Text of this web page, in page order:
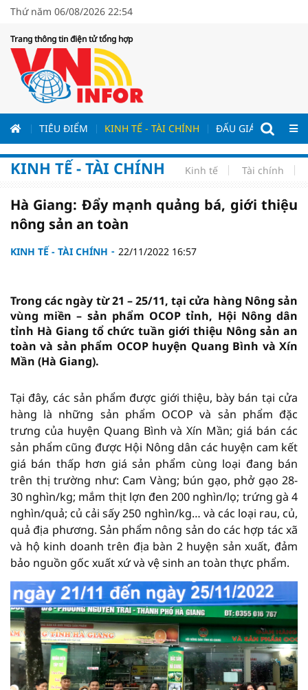
Thứ năm 06/08/2026 22:54
Trang thông tin điện tử tổng hợp
TIÊU ĐIỂM KINH TẾ - TÀI CHÍNH ĐẤU GIÁ - ĐẤU
KINH TẾ - TÀI CHÍNH Kinh tế Tài chính
Hà Giang: Đẩy mạnh quảng bá, giới thiệu
nông sản an toàn
KINH TẾ - TÀI CHÍNH 22/11/2022 16:57
Trong các ngày từ 21 – 25/11, tại cửa hàng Nông sản
vùng miền – sản phẩm OCOP tỉnh, Hội Nông dân
tỉnh Hà Giang tổ chức tuần giới thiệu Nông sản an
toàn và sản phẩm OCOP huyện Quang Bình và Xín
Mần (Hà Giang).
Tại đây, các sản phẩm được giới thiệu, bày bán tại cửa
hàng là những sản phẩm OCOP và sản phẩm đặc
trưng của huyện Quang Bình và Xín Mần; giá bán các
sản phẩm cũng được Hội Nông dân các huyện cam kết
giá bán thấp hơn giá sản phẩm cùng loại đang bán
trên thị trường như: Cam Vàng; bún gạo, phở gạo 28-
30 nghìn/kg; mắm thịt lợn đen 200 nghìn/lọ; trứng gà 4
nghìn/quả; củ cải sấy 250 nghìn/kg… và các loại rau, củ,
quả địa phương. Sản phẩm nông sản do các hợp tác xã
và hộ kinh doanh trên địa bàn 2 huyện sản xuất, đảm
bảo nguồn gốc xuất xứ và vệ sinh an toàn thực phẩm.